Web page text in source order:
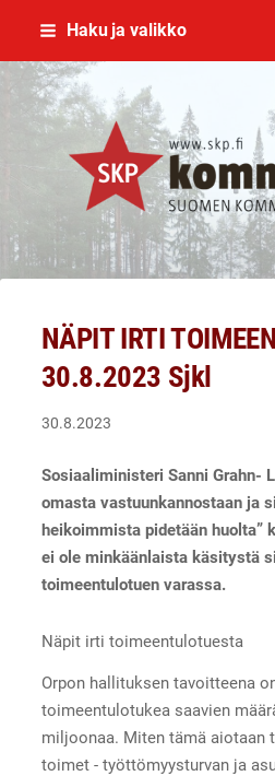
Siirry
sisältöön
Haku ja valikko
NÄPIT IRTI
30.8.2023 Sjkl
30.8.2023
Sosiaaliministeri Sanni Grahn-
omasta vastuunkannostaan ja
heikoimmista pidetään huolta”
ei ole minkäänlaista käsitystä
toimeentulotuen varassa.
Näpit irti toimeentulotuesta
Orpon hallituksen tavoitteena
toimeentulotukea saavien
miljoonaa. Miten tämä aiotaan
toimet - työttömyysturvan ja